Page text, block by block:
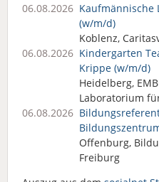
06.08.2026 Kaufmännische
(w/m/d)
Koblenz,
06.08.2026 Kindergarten
Krippe (w/m/d)
Heidelberg,
Laboratorium
06.08.2026
Offenburg,
Freiburg